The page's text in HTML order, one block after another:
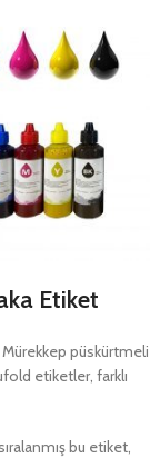
Etiket
püskürtmeli
etiketler, farklı
bu etiket,